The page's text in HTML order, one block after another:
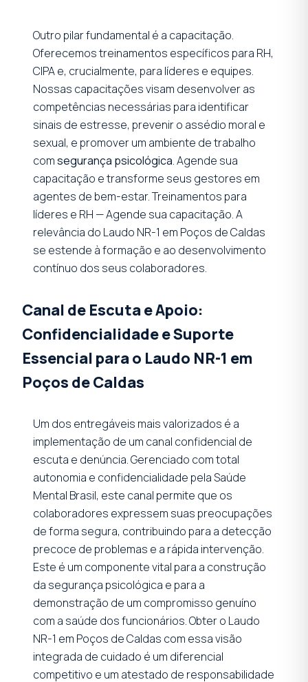
Outro pilar fundamental é a capacitação.
Oferecemos treinamentos específicos para RH,
CIPA e, crucialmente, para líderes e equipes.
Nossas capacitações visam desenvolver as
competências necessárias para identificar
sinais de estresse, prevenir o assédio moral e
sexual, e promover um ambiente de trabalho
comsegurança psicológica. Agende sua
capacitação e transforme seus gestores em
agentes de bem-estar. Treinamentos para
líderes e RH — Agende sua capacitação. A
relevância do Laudo NR-1 em Poços de Caldas
se estende à formação e ao desenvolvimento
contínuo dos seus colaboradores.
Canal de Escuta e Apoio:
Confidencialidade e Suporte
Essencial para o Laudo NR-1 em
Poços de Caldas
Um dos entregáveis mais valorizados é a
implementação de um canal confidencial de
escuta e denúncia. Gerenciado com total
autonomia e confidencialidade pela Saúde
Mental Brasil, este canal permite que os
colaboradores expressem suas preocupações
de forma segura, contribuindo para a detecção
precoce de problemas e a rápida intervenção.
Este é um componente vital para a construção
da segurança psicológica e para a
demonstração de um compromisso genuíno
com a saúde dos funcionários. Obter o Laudo
NR-1 em Poços de Caldas com essa visão
integrada de cuidado é um diferencial
competitivo e um atestado de responsabilidade